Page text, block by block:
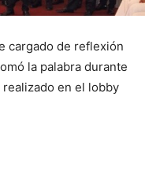
cargado de reflexión
la palabra durante
realizado en el lobby